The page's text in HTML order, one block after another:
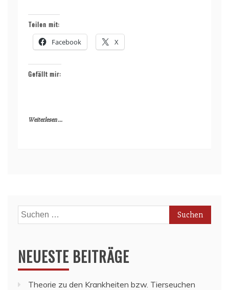
Teilen mit:
Facebook X
Gefällt mir:
Weiterlesen ...
Suchen
nach:
NEUESTE BEITRÄGE
Theorie zu den Krankheiten bzw. Tierseuchen